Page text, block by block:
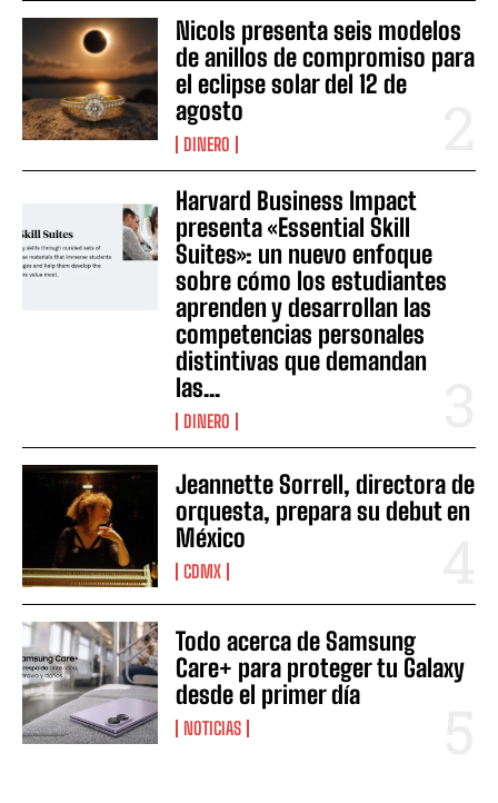
Nicols presenta seis modelos
de anillos de compromiso para
el eclipse solar del 12 de
agosto
DINERO
Harvard Business Impact
presenta «Essential Skill
Suites»: un nuevo enfoque
sobre cómo los estudiantes
aprenden y desarrollan las
competencias personales
distintivas que demandan
las...
DINERO
Jeannette Sorrell, directora de
orquesta, prepara su debut en
México
CDMX
Todo acerca de Samsung
Care+ para proteger tu Galaxy
desde el primer día
NOTICIAS